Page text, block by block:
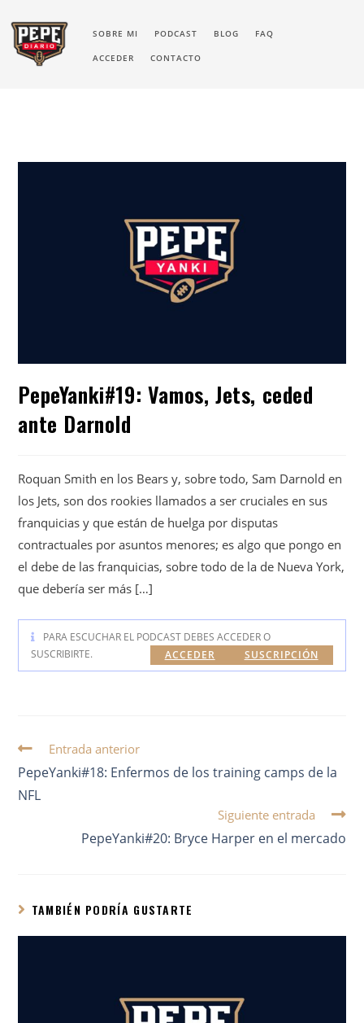
SOBRE MI PODCAST BLOG FAQ
ACCEDER CONTACTO
PepeYanki#19: Vamos, Jets, ceded
ante Darnold
Roquan Smith en los Bears y, sobre todo, Sam Darnold en
los Jets, son dos rookies llamados a ser cruciales en sus
franquicias y que están de huelga por disputas
contractuales por asuntos menores; es algo que pongo en
el debe de las franquicias, sobre todo de la de Nueva York,
que debería ser más […]
PARA ESCUCHAR EL PODCAST DEBES ACCEDER O
SUSCRIBIRTE.
SUSCRIPCIÓN
ACCEDER
Entrada anterior
PepeYanki#18: Enfermos de los training camps de la
NFL
Siguiente entrada
PepeYanki#20: Bryce Harper en el mercado
TAMBIÉN PODRÍA GUSTARTE